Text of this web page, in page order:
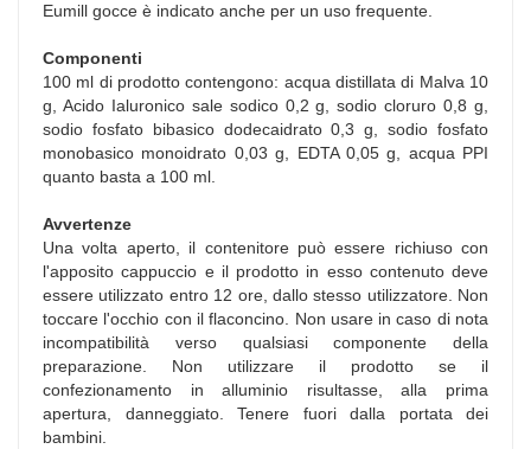
Eumill gocce è indicato anche per un uso frequente.
Componenti
100 ml di prodotto contengono: acqua distillata di Malva 10
g, Acido Ialuronico sale sodico 0,2 g, sodio cloruro 0,8 g,
sodio fosfato bibasico dodecaidrato 0,3 g, sodio fosfato
monobasico monoidrato 0,03 g, EDTA 0,05 g, acqua PPI
quanto basta a 100 ml.
Avvertenze
Una volta aperto, il contenitore può essere richiuso con
l'apposito cappuccio e il prodotto in esso contenuto deve
essere utilizzato entro 12 ore, dallo stesso utilizzatore. Non
toccare l'occhio con il flaconcino. Non usare in caso di nota
incompatibilità verso qualsiasi componente della
preparazione. Non utilizzare il prodotto se il
confezionamento in alluminio risultasse, alla prima
apertura, danneggiato. Tenere fuori dalla portata dei
bambini.